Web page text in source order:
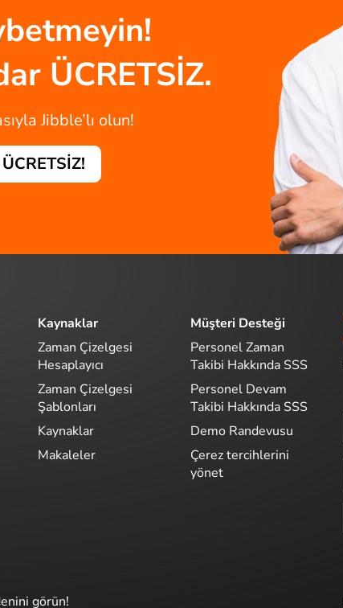
ÜCRETSİZ.
Jibble’lı olun!
Kaynaklar
Zaman Çizelgesi
Hesaplayıcı
Zaman Çizelgesi
Şablonları
Kaynaklar
Makaleler
Müşteri Desteği
Personel Zaman
Takibi Hakkında SSS
Personel Devam
Takibi Hakkında SSS
Demo Randevusu
Çerez tercihlerini
yönet
görün!